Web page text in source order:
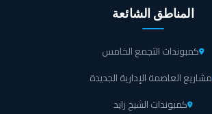
المناطق الشائعة
كمبوندات التجمع الخامس
مشاريع العاصمة الإدارية الجديدة
كمبوندات الشيخ زايد